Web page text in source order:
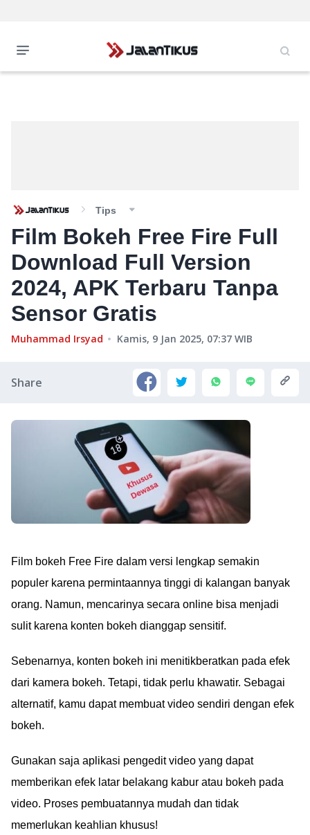
Tips
Film Bokeh Free Fire Full
Download Full Version
2024, APK Terbaru Tanpa
Sensor Gratis
Muhammad Irsyad Kamis, 9 Jan 2025, 07:37 WIB
Share
Film bokeh Free Fire dalam versi lengkap semakin
populer karena permintaannya tinggi di kalangan banyak
orang. Namun, mencarinya secara online bisa menjadi
sulit karena konten bokeh dianggap sensitif.
Sebenarnya, konten bokeh ini menitikberatkan pada efek
dari kamera bokeh. Tetapi, tidak perlu khawatir. Sebagai
alternatif, kamu dapat membuat video sendiri dengan efek
bokeh.
Gunakan saja aplikasi pengedit video yang dapat
memberikan efek latar belakang kabur atau bokeh pada
video. Proses pembuatannya mudah dan tidak
memerlukan keahlian khusus!